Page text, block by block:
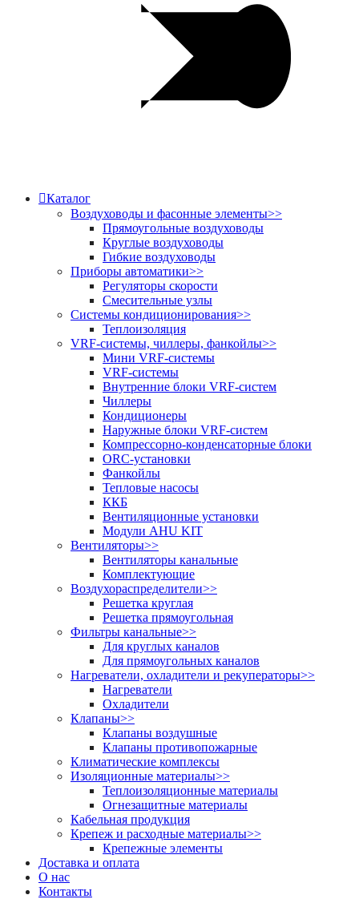
Каталог
Воздуховоды и фасонные элементы>>
Прямоугольные воздуховоды
Круглые воздуховоды
Гибкие воздуховоды
Приборы автоматики>>
Регуляторы скорости
Смесительные узлы
Системы кондиционирования>>
Теплоизоляция
VRF-системы, чиллеры, фанкойлы>>
Мини VRF-системы
VRF-системы
Внутренние блоки VRF-систем
Чиллеры
Кондиционеры
Наружные блоки VRF-систем
Компрессорно-конденсаторные блоки
ORC-установки
Фанкойлы
Тепловые насосы
ККБ
Вентиляционные установки
Модули AHU KIT
Вентиляторы>>
Вентиляторы канальные
Комплектующие
Воздухораспределители>>
Решетка круглая
Решетка прямоугольная
Фильтры канальные>>
Для круглых каналов
Для прямоугольных каналов
Нагреватели, охладители и рекуператоры>>
Нагреватели
Охладители
Клапаны>>
Клапаны воздушные
Клапаны противопожарные
Климатические комплексы
Изоляционные материалы>>
Теплоизоляционные материалы
Огнезащитные материалы
Кабельная продукция
Крепеж и расходные материалы>>
Крепежные элементы
Доставка и оплата
О нас
Контакты